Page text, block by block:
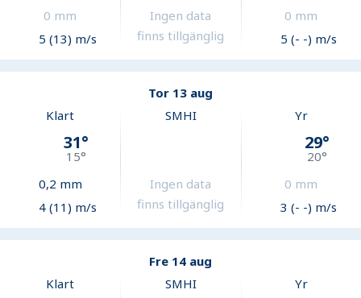
0 mm
5 (13) m/s
Ingen data
finns tillgänglig
0 mm
5 (- -) m/s
Tor 13 aug
Klart
31°
15°
0,2 mm
4 (11) m/s
SMHI
Ingen data
finns tillgänglig
Yr
29°
20°
0 mm
3 (- -) m/s
Fre 14 aug
Klart
SMHI Yr